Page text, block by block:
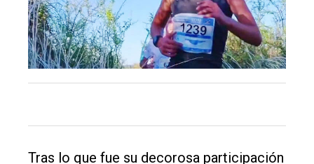
Balcarce
Inicio
Int.
Tras lo que fue su decorosa participación